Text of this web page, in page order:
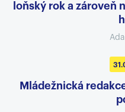
loňský rok a zároveň
Mládežnická